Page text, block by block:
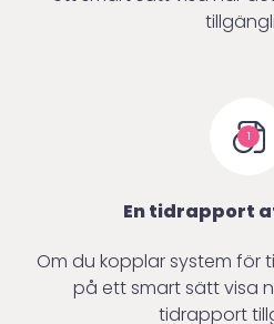
1
En tidrapport
Om du kopplar system för
på ett smart sätt visa
tidrapport